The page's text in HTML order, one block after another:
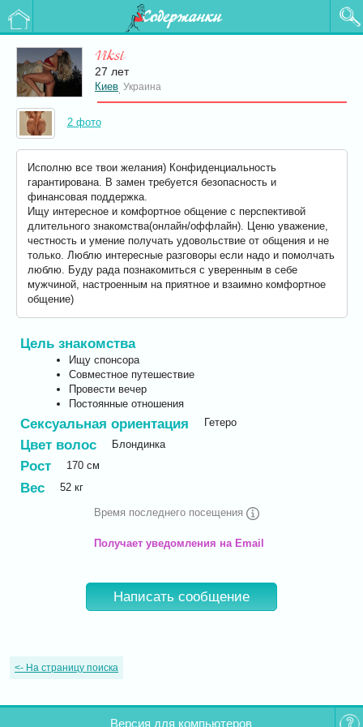
Содержанки
Viksi
27 лет
Киев Украина
2 фото
Исполню все твои желания) Конфиденциальность
гарантирована. В замен требуется безопасность и
финансовая поддержка.
Ищу интересное и комфортное общение с перспективой
длительного знакомства(онлайн/оффлайн). Ценю уважение,
честность и умение получать удовольствие от общения и не
только. Люблю интересные разговоры если надо и помолчать
люблю. Буду рада познакомиться с уверенным в себе
мужчиной, настроенным на приятное и взаимно комфортное
общение)
Цель знакомства
Ищу спонсора
Совместное путешествие
Провести вечер
Постоянные отношения
Сексуальная ориентация Гетеро
Цвет волос Блондинка
Рост 170 см
Вес 52 кг
Время последнего посещения
Получает уведомления на Email
Написать сообщение
<- На страницу поиска
Версия для компьютеров